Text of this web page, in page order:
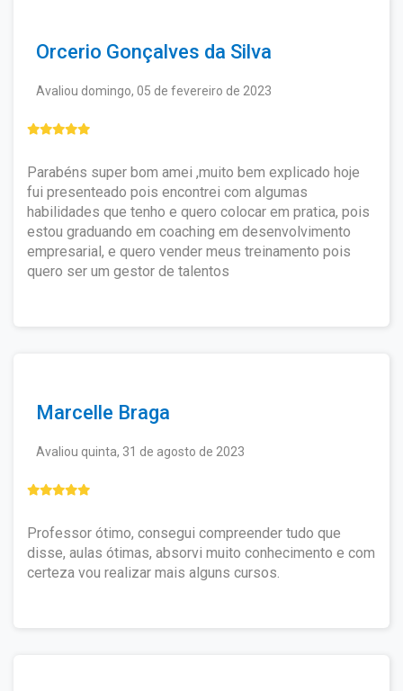
em quantos cursos desejar, estudar à
solicitar o certificado de todos ou de nenhum.
Não haverá bloqueio ou restrição de
certificado.
Caso seja realmente necessário o envio do
certificado impresso, o aluno deverá entrar
contato@ewcursos.com.br , para verificar o
custo de envio.
Orcerio Gonçalves da Silva
Avaliou domingo, 05 de fevereiro de 2023
Parabéns super bom amei ,muito bem explicado hoje
fui presenteado pois encontrei com algumas
habilidades que tenho e quero colocar em pratica, pois
estou graduando em coaching em desenvolvimento
empresarial, e quero vender meus treinamento pois
quero ser um gestor de talentos
Marcelle Braga
Avaliou quinta, 31 de agosto de 2023
Professor ótimo, consegui compreender tudo que
disse, aulas ótimas, absorvi muito conhecimento e com
certeza vou realizar mais alguns cursos.